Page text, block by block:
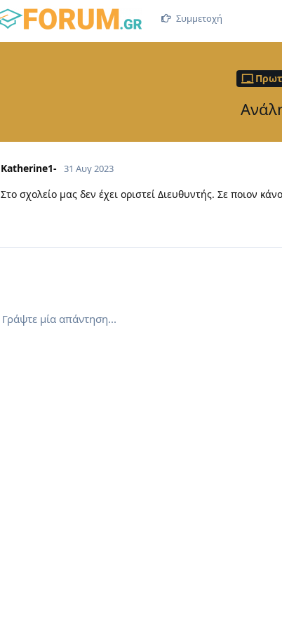
Συμμετοχή
Katherine1- 31 Αυγ 2023
Στο σχολείο μας δεν έχει οριστεί Διευθυντής. Σε ποιον
Γράψτε μία απάντηση...